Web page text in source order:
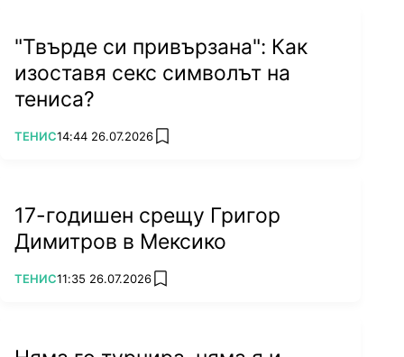
"Твърде си привързана": Как
изоставя секс символът на
тениса?
ПОВЕЧЕ ОТ
ТЕНИС14:44 26.07.2026 add favorites
17-годишен срещу Григор
Димитров в Мексико
ПОВЕЧЕ ОТ
ТЕНИС11:35 26.07.2026 add favorites